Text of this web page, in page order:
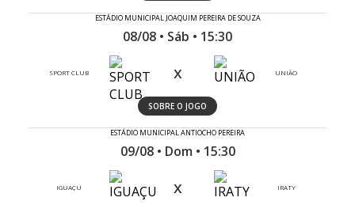
ESTÁDIO MUNICIPAL JOAQUIM PEREIRA DE SOUZA
08/08 • Sáb • 15:30
SPORT CLUB x UNIÃO
SOBRE O JOGO
ESTÁDIO MUNICIPAL ANTIOCHO PEREIRA
09/08 • Dom • 15:30
IGUAÇU x IRATY